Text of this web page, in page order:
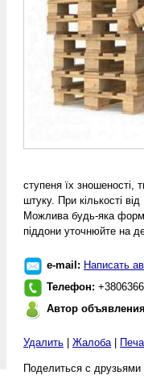
ступеня їх зношеності,
штуку. При кількості
Можлива будь-яка
піддони уточнюйте на
e-mail: Написать
Телефон:
Автор
Удалить Жалоба|
Поделиться с